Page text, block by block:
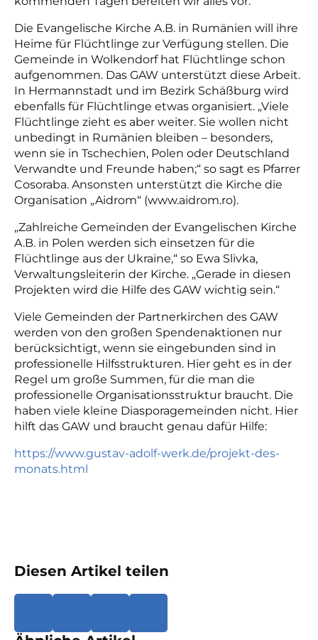
Die Evangelische Kirche A.B. in Rumänien will ihre
Heime für Flüchtlinge zur Verfügung stellen. Die
Gemeinde in Wolkendorf hat Flüchtlinge schon
aufgenommen. Das GAW unterstützt diese Arbeit.
In Hermannstadt und im Bezirk Schäßburg wird
ebenfalls für Flüchtlinge etwas organisiert. „Viele
Flüchtlinge zieht es aber weiter. Sie wollen nicht
unbedingt in Rumänien bleiben – besonders,
wenn sie in Tschechien, Polen oder Deutschland
Verwandte und Freunde haben;“ so sagt es Pfarrer
Cosoraba. Ansonsten unterstützt die Kirche die
Organisation „Aidrom“ (www.aidrom.ro).
„Zahlreiche Gemeinden der Evangelischen Kirche
A.B. in Polen werden sich einsetzen für die
Flüchtlinge aus der Ukraine,“ so Ewa Slivka,
Verwaltungsleiterin der Kirche. „Gerade in diesen
Projekten wird die Hilfe des GAW wichtig sein.“
Viele Gemeinden der Partnerkirchen des GAW
werden von den großen Spendenaktionen nur
berücksichtigt, wenn sie eingebunden sind in
professionelle Hilfsstrukturen. Hier geht es in der
Regel um große Summen, für die man die
professionelle Organisationsstruktur braucht. Die
haben viele kleine Diasporagemeinden nicht. Hier
hilft das GAW und braucht genau dafür Hilfe:
https://www.gustav-adolf-werk.de/projekt-des-
monats.html
Diesen Artikel teilen